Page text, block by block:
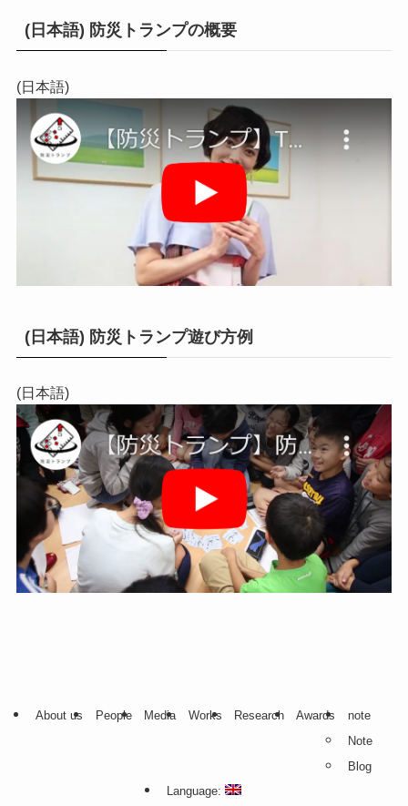
(日本語) 防災トランプの概要
(日本語)
(日本語) 防災トランプ遊び方例
(日本語)
About us People Media Works Research Awards
note
Note
Blog
Language: